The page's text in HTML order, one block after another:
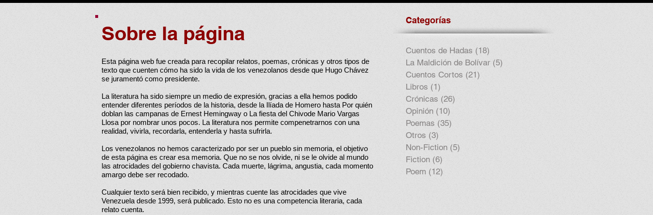
Sobre la página
Esta página web fue creada para recopilar relatos, poemas, crónicas y otros tipos de
texto que cuenten cómo ha sido la vida de los venezolanos desde que Hugo Chávez
se juramentó como presidente.
La literatura ha sido siempre un medio de expresión, gracias a ella hemos podido
entender diferentes períodos de la historia, desde la Ilíada de Homero hasta Por quién
doblan las campanas de Ernest Hemingway o La fiesta del Chivode Mario Vargas
Llosa por nombrar unos pocos. La literatura nos permite compenetrarnos con una
realidad, vivirla, recordarla, entenderla y hasta sufrirla.
Los venezolanos no hemos caracterizado por ser un pueblo sin memoria, el objetivo
de esta página es crear esa memoria. Que no se nos olvide, ni se le olvide al mundo
las atrocidades del gobierno chavista. Cada muerte, lágrima, angustia, cada momento
amargo debe ser recodado.
Cualquier texto será bien recibido, y mientras cuente las atrocidades que vive
Venezuela desde 1999, será publicado. Esto no es una competencia literaria, cada
relato cuenta.
Categorías
Cuentos de Hadas (18)
La Maldición de Bolívar (5)
Cuentos Cortos (21)
Libros (1)
Crónicas (26)
Opinión (10)
Poemas (35)
Otros (3)
Non-Fiction (5)
Fiction (6)
Poem (12)